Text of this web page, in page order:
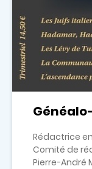
Rédactrice
Comité de
Pierre-André